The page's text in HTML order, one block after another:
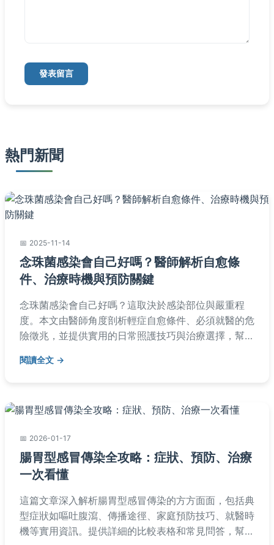
發表留言
熱門新聞
2025-11-14
念珠菌感染會自己好嗎？醫師解析自愈條
件、治療時機與預防關鍵
念珠菌感染會自己好嗎？這取決於感染部位與嚴重程
度。本文由醫師角度剖析輕症自愈條件、必須就醫的危
險徵兆，並提供實用的日常照護技巧與治療選擇，幫助
閱讀全文
2026-01-17
腸胃型感冒傳染全攻略：症狀、預防、治療
一次看懂
這篇文章深入解析腸胃型感冒傳染的方方面面，包括典
型症狀如嘔吐腹瀉、傳播途徑、家庭預防技巧、就醫時
機等實用資訊。提供詳細的比較表格和常見問答，幫助